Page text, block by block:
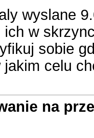
wyslane
w
sobie
jakim celu
na